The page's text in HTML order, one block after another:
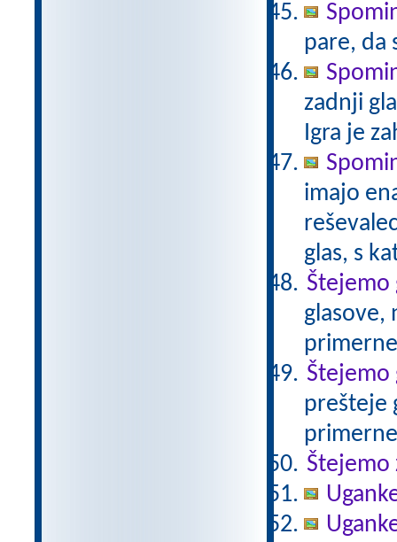
pare, da
zadnji
Igra je
imajo
glas, s
Štejemo
glasove,
Štejemo
prešteje
Štejemo